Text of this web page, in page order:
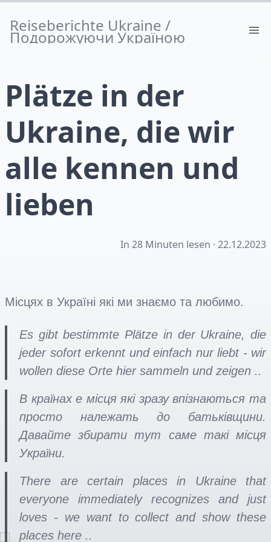
Reiseberichte Ukraine /
Подорожуючи Україною
Plätze in der
Ukraine, die wir
alle kennen und
lieben
In 28 Minuten lesen · 22.12.2023
Місцях в Україні які ми знаємо та любимо.
Es gibt bestimmte Plätze in der Ukraine, die
jeder sofort erkennt und einfach nur liebt - wir
wollen diese Orte hier sammeln und zeigen ..
В країнах е місця які зразу впізнаються та
просто належать до батьківщини.
Давайте збирати тут саме такі місця
України.
There are certain places in Ukraine that
everyone immediately recognizes and just
loves - we want to collect and show these
places here ..